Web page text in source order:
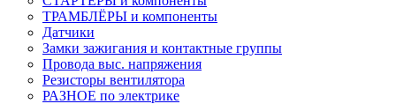
ТРАМБЛЁРЫ и компоненты
Датчики
Замки зажигания и контактные группы
Провода выс. напряжения
Резисторы вентилятора
РАЗНОЕ по электрике